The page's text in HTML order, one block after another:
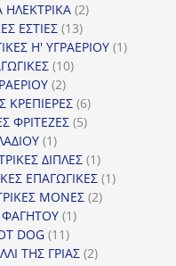
ΗΛΕΚΤΡΙΚΑ 22
ΕΣΤΙΕΣ 1313
προϊόντα
Η' ΥΓΡΑΕΡΙΟΥ 11
1010
22
προϊόντα
ΚΡΕΠΙΕΡΕΣ 66
προϊόντα
ΦΡΙΤΕΖΕΣ 55
11
προϊόν
ΔΙΠΛΕΣ 11
προϊόν
ΕΠΑΓΩΓΙΚΕΣ 11
ΜΟΝΕΣ 22
11
DOG 1111
προϊόντα
ΤΗΣ ΓΡΙΑΣ 22